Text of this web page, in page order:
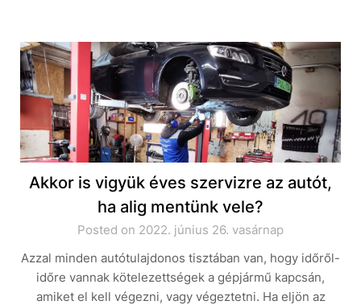
Akkor is vigyük éves szervizre az autót,
ha alig mentünk vele?
Posted on 2022. június 26. vasárnap
Azzal minden autótulajdonos tisztában van, hogy időről-
időre vannak kötelezettségek a gépjármű kapcsán,
amiket el kell végezni, vagy végeztetni. Ha eljön az